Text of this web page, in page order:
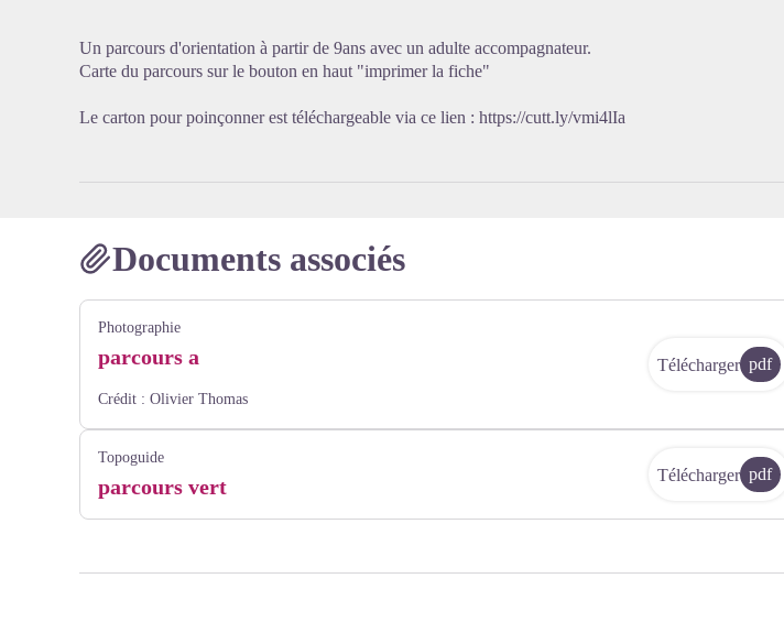
Un parcours d'orientation à partir de 9ans avec un adulte accompagnateur.
Carte du parcours sur le bouton en haut "imprimer la fiche"
Le carton pour poinçonner est téléchargeable via ce lien : https://cutt.ly/vmi4lIa
Documents associés
Photographie
parcours a
Crédit : Olivier Thomas
Télécharger pdf
Topoguide
parcours vert Télécharger pdf